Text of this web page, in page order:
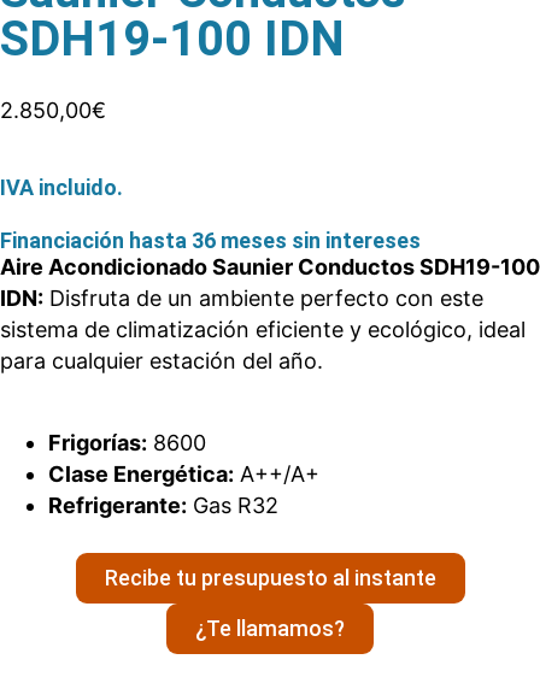
SDH19-100 IDN
2.850,00€
IVA incluido.
Financiación hasta 36 meses sin intereses
Aire Acondicionado Saunier Conductos SDH19-100
IDN: Disfruta de un ambiente perfecto con este
sistema de climatización eficiente y ecológico, ideal
para cualquier estación del año.
Frigorías: 8600
Clase Energética: A++/A+
Refrigerante: Gas R32
Recibe tu presupuesto al instante
¿Te llamamos?